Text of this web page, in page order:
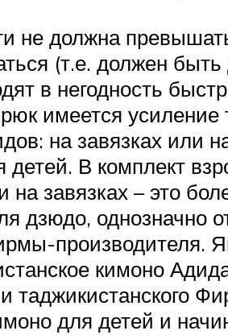
не должна
(т.е. должен
в негодность
имеется усиление
на завязках или
детей. В комплект
завязках – это
дзюдо, однозначно
производителя.
кимоно
таджикистанского
для детей и